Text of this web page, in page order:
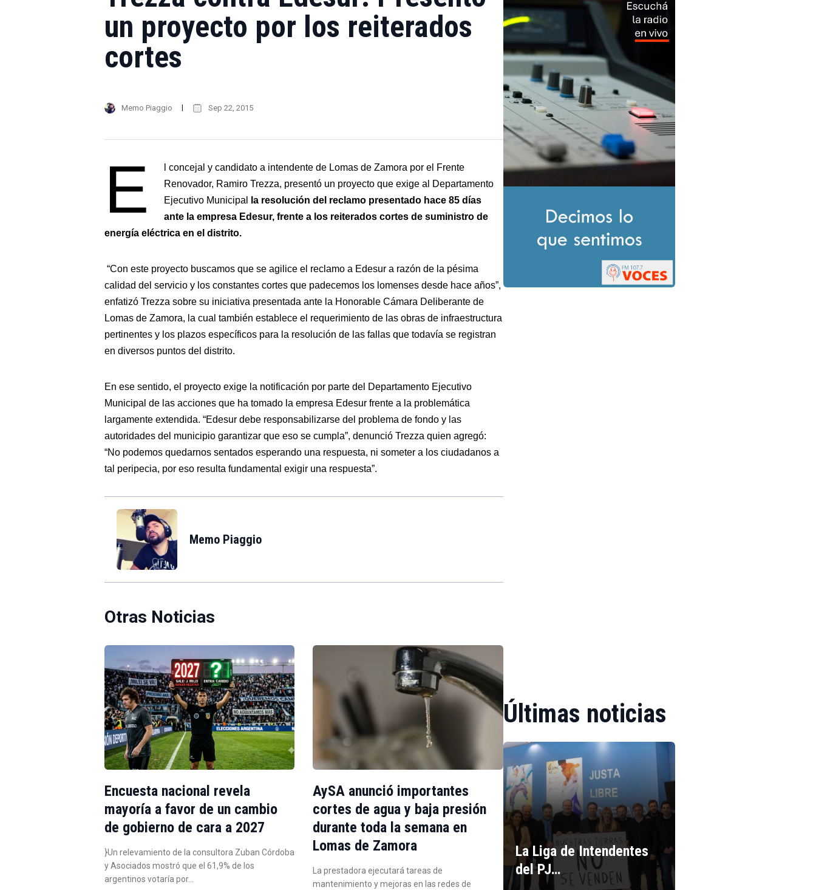
un proyecto por los reiterados
cortes
Memo Piaggio Sep 22, 2015
E
l concejal y candidato a intendente de Lomas de Zamora por el Frente
Renovador, Ramiro Trezza, presentó un proyecto que exige al Departamento
Ejecutivo Municipal
la resolución del reclamo presentado hace 85 días
ante la empresa Edesur, frente a los reiterados cortes de suministro de
energía eléctrica en el distrito.
“Con este proyecto buscamos que se agilice el reclamo a Edesur a razón de la pésima
calidad del servicio y los constantes cortes que padecemos los lomenses desde hace años”,
enfatizó Trezza sobre su iniciativa presentada ante la Honorable Cámara Deliberante de
Lomas de Zamora, la cual también establece el requerimiento de las obras de infraestructura
pertinentes y los plazos específicos para la resolución de las fallas que todavía se registran
en diversos puntos del distrito.
En ese sentido, el proyecto exige la notificación por parte del Departamento Ejecutivo
Municipal de las acciones que ha tomado la empresa Edesur frente a la problemática
largamente extendida. “Edesur debe responsabilizarse del problema de fondo y las
autoridades del municipio garantizar que eso se cumpla”, denunció Trezza quien agregó:
“No podemos quedarnos sentados esperando una respuesta, ni someter a los ciudadanos a
tal peripecia, por eso resulta fundamental exigir una respuesta”.
Memo Piaggio
Otras Noticias
Encuesta nacional revela
mayoría a favor de un cambio
de gobierno de cara a 2027
}Un relevamiento de la consultora Zuban Córdoba
y Asociados mostró que el 61,9% de los
argentinos votaría por…
AySA anunció importantes
cortes de agua y baja presión
durante toda la semana en
Lomas de Zamora
La prestadora ejecutará tareas de
mantenimiento y mejoras en las redes de
Últimas noticias
La Liga de Intendentes
del PJ…